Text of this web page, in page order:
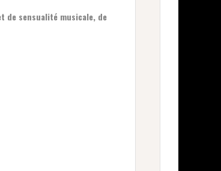
de sensualité musicale, de